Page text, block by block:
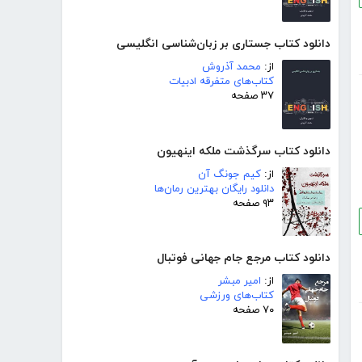
دانلود کتاب جستاری بر زبان‌شناسی انگلیسی
از: محمد آذروش
کتاب‌های متفرقه ادبیات
۳۷ صفحه
دانلود کتاب سرگذشت ملکه اینهیون
از: کیم جونگ آن
دانلود رایگان بهترین رمان‌ها
۹۳ صفحه
دانلود کتاب مرجع جام جهانی فوتبال
از: امیر مبشر
کتاب‌های ورزشی
۷۰ صفحه